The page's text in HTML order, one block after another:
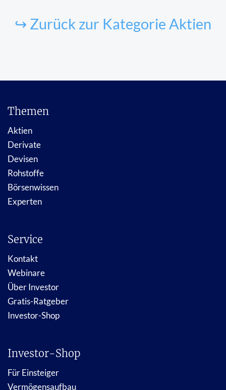
↪ Zurück zur Kategorie Aktien
Themen
Aktien
Derivate
Devisen
Rohstoffe
Börsenwissen
Experten
Service
Kontakt
Webinare
Über Investor
Gratis-Ratgeber
Investor-Shop
Investor-Shop
Für Einsteiger
Vermögensaufbau